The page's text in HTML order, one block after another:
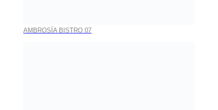
AMBROSÍA BISTRO 07